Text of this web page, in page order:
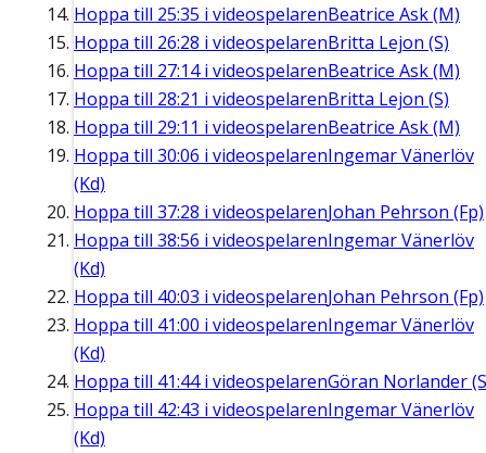
Hoppa till 25:35 i videospelarenBeatrice Ask (M)
Hoppa till 26:28 i videospelarenBritta Lejon (S)
Hoppa till 27:14i videospelarenBeatrice Ask (M)
Hoppa till 28:21 i videospelarenBritta Lejon (S)
Hoppa till 29:11 i videospelarenBeatrice Ask (M)
Hoppa till 30:06 i videospelarenIngemar Vänerlöv
(Kd)
Hoppa till 37:28 i videospelarenJohan Pehrson (Fp)
Hoppa till 38:56 i videospelarenIngemar Vänerlöv
(Kd)
Hoppa till 40:03 i videospelarenJohan Pehrson (Fp)
Hoppa till 41:00 i videospelarenIngemar Vänerlöv
(Kd)
Hoppa till 41:44i videospelarenGöran Norlander
Hoppa till 42:43 i videospelarenIngemar Vänerlöv
(Kd)